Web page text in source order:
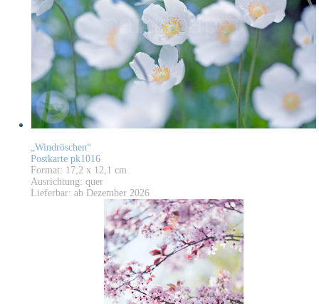
„Windröschen“
Postkarte pk1016
Format: 17,2 x 12,1 cm
Ausrichtung: quer
Lieferbar: ab Dezember 2026